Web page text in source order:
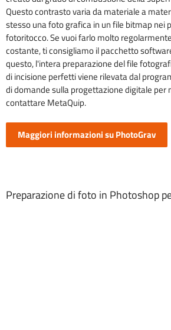
Questo contrasto varia da materiale a
stesso una foto grafica in un file bitmap nei
fotoritocco. Se vuoi farlo molto
costante, ti consigliamo il pacchetto
questo, l'intera preparazione del file
di incisione perfetti viene rilevata dal
di domande sulla progettazione digitale per
contattare MetaQuip.
Maggiori informazioni su PhotoGrav
Preparazione di foto in Photoshop